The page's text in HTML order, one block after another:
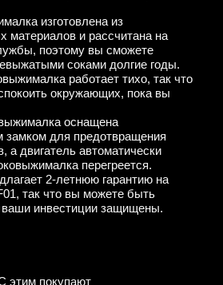
изготовлена из
материалов и рассчитана на
поэтому вы сможете
соками долгие годы.
работает тихо, так что
окружающих, пока вы
оснащена
замком для предотвращения
а двигатель автоматически
перегреется.
2-летнюю гарантию на
так что вы можете быть
ваши инвестиции защищены.
этим покупают